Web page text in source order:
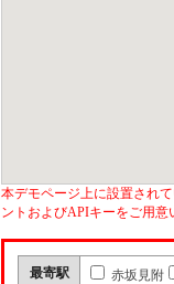
本デモページ上に設置され
ントおよびAPIキーをご用意
最寄駅 赤坂見附